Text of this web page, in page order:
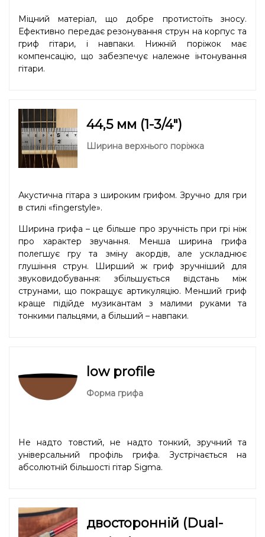
Міцний матеріал, що добре протистоїть зносу.
Ефективно передає резонування струн на корпус та
гриф гітари, і навпаки. Нижній поріжок має
компенсацію, що забезпечує належне інтонування
гітари.
44,5 мм (1-3/4″)
Ширина верхнього поріжка
Акустична гітара з широким грифом. Зручно для гри
в стилі «fingerstyle».
Ширина грифа – це більше про зручність при грі ніж
про характер звучання. Менша ширина грифа
полегшує гру та зміну акордів, але ускладнює
глушіння струн. Ширший ж гриф зручніший для
звуковидобування: збільшується відстань між
струнами, що покращує артикуляцію. Менший гриф
краще підійде музикантам з малими руками та
тонкими пальцями, а більший – навпаки.
low profile
Форма грифа
Не надто товстий, не надто тонкий, зручний та
універсальний профіль грифа. Зустрічається на
абсолютній більшості гітар Sigma.
двосторонній (Dual-